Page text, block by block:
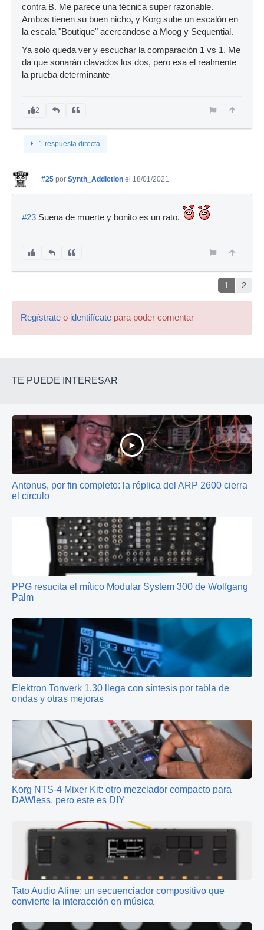
contra B. Me parece una técnica super razonable.
Ambos tienen su buen nicho, y Korg sube un escalón en
la escala "Boutique" acercandose a Moog y Sequential.
Ya solo queda ver y escuchar la comparación 1 vs 1. Me
da que sonarán clavados los dos, pero esa el realmente
la prueba determinante
2
1 respuesta directa
#25 por Synth_Addiction el 18/01/2021
#23 Suena de muerte y bonito es un rato.
1 2
Regístrate o identifícate para poder comentar
TE PUEDE INTERESAR
Antonus, por fin completo: la réplica del ARP 2600 cierra
el círculo
PPG resucita el mítico Modular System 300 de Wolfgang
Palm
Elektron Tonverk 1.30 llega con síntesis por tabla de
ondas y otras mejoras
Korg NTS-4 Mixer Kit: otro mezclador compacto para
DAWless, pero este es DIY
Tato Audio Aline: un secuenciador compositivo que
convierte la interacción en música